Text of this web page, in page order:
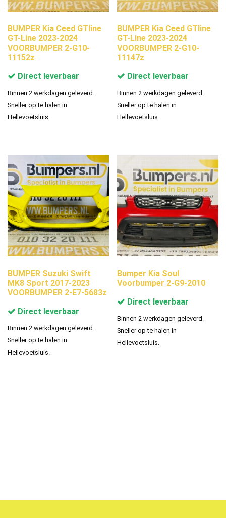
BUMPER Kia Ceed GTline
GT-Line 2023-2024
VOORBUMPER 2-G10-
11152z
Direct leverbaar
Binnen 2 werkdagen geleverd.
Sneller op te halen in
Hellevoetsluis.
BUMPER Kia Ceed GTline
GT-Line 2023-2024
VOORBUMPER 2-G10-
11147z
Direct leverbaar
Binnen 2 werkdagen geleverd.
Sneller op te halen in
Hellevoetsluis.
BUMPER Suzuki Swift
MK8 Sport 2017-2023
VOORBUMPER 2-E7-5683z
Direct leverbaar
Binnen 2 werkdagen geleverd.
Sneller op te halen in
Hellevoetsluis.
Bumper Kia Soul
Voorbumper 2-G9-2010
Direct leverbaar
Binnen 2 werkdagen geleverd.
Sneller op te halen in
Hellevoetsluis.